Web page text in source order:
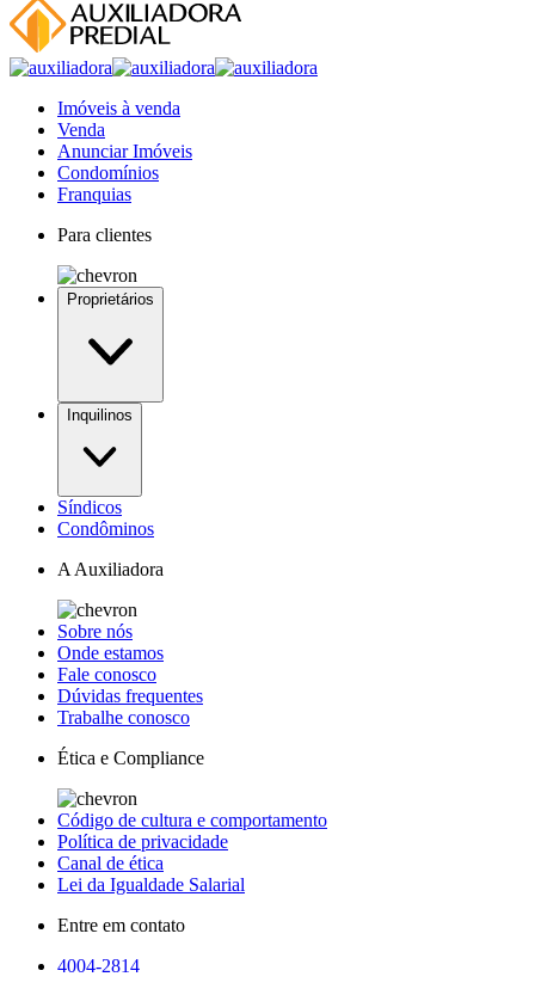
Imóveis à venda
Venda
Anunciar Imóveis
Condomínios
Franquias
Para clientes
Proprietários
Inquilinos
Síndicos
Condôminos
A Auxiliadora
Sobre nós
Onde estamos
Fale conosco
Dúvidas frequentes
Trabalhe conosco
Ética e Compliance
Código de cultura e comportamento
Política de privacidade
Canal de ética
Lei da Igualdade Salarial
Entre em contato
4004-2814